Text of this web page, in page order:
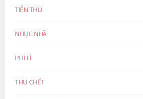
TIỄN THU
NHỤC NHÃ
PHI LÍ
THU CHẾT